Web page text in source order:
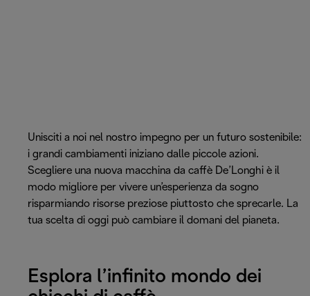
Unisciti a noi nel nostro impegno per un futuro sostenibile:
i grandi cambiamenti iniziano dalle piccole azioni.
Scegliere una nuova macchina da caffè De’Longhi è il
modo migliore per vivere un’esperienza da sogno
risparmiando risorse preziose piuttosto che sprecarle. La
tua scelta di oggi può cambiare il domani del pianeta.
Esplora l’infinito mondo dei